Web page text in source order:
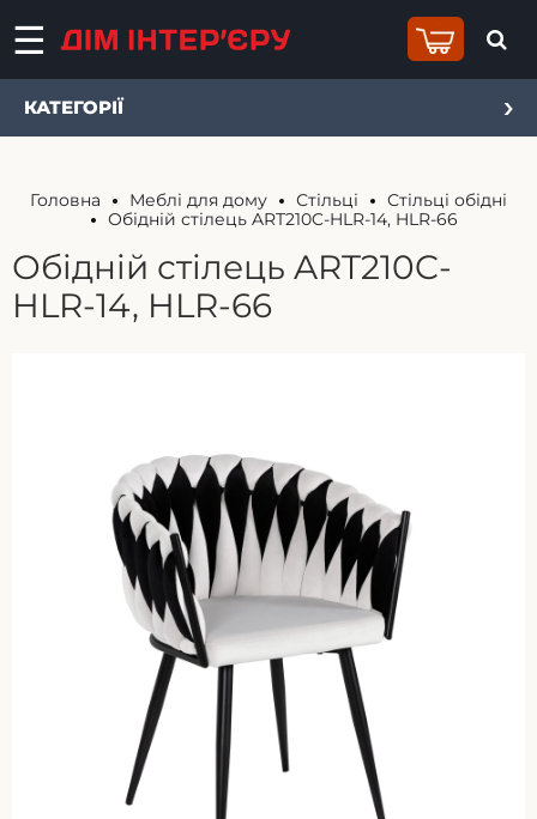
КАТЕГОРІЇ
Головна Меблі для дому Стільці
Стільці обідні
Обідній стілець ART210C-HLR-14, HLR-66
Обідній стілець ART210C-
HLR-14, HLR-66